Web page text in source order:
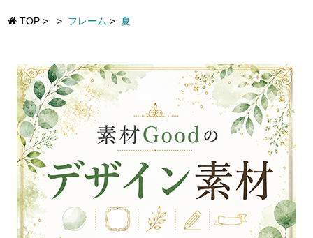
TOP > > フレーム > 夏